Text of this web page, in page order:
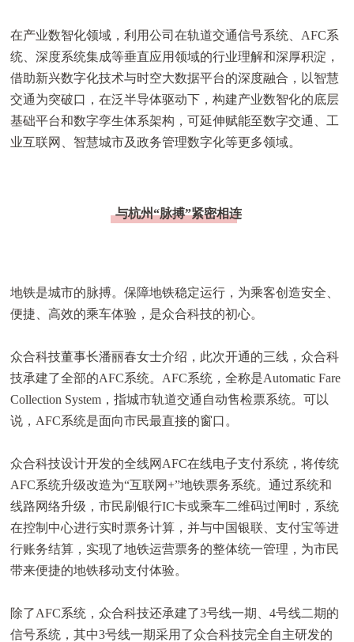
在产业数智化领域，利用公司在轨道交通信号系统、AFC系
统、深度系统集成等垂直应用领域的行业理解和深厚积淀，
借助新兴数字化技术与时空大数据平台的深度融合，以智慧
交通为突破口，在泛半导体驱动下，构建产业数智化的底层
基础平台和数字孪生体系架构，可延伸赋能至数字交通、工
业互联网、智慧城市及政务管理数字化等更多领域。
与杭州“脉搏”紧密相连
地铁是城市的脉搏。保障地铁稳定运行，为乘客创造安全、
便捷、高效的乘车体验，是众合科技的初心。
众合科技董事长潘丽春女士介绍，此次开通的三线，众合科
技承建了全部的AFC系统。AFC系统，全称是Automatic Fare
Collection System，指城市轨道交通自动售检票系统。可以
说，AFC系统是面向市民最直接的窗口。
众合科技设计开发的全线网AFC在线电子支付系统，将传统
AFC系统升级改造为“互联网+”地铁票务系统。通过系统和
线路网络升级，市民刷银行IC卡或乘车二维码过闸时，系统
在控制中心进行实时票务计算，并与中国银联、支付宝等进
行账务结算，实现了地铁运营票务的整体统一管理，为市民
带来便捷的地铁移动支付体验。
除了AFC系统，众合科技还承建了3号线一期、4号线二期的
信号系统，其中3号线一期采用了众合科技完全自主研发的